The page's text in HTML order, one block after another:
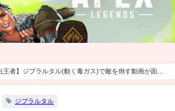
王者】ジブラルタル(動く毒ガス)で敵を倒す動画が面白
ジブラルタル